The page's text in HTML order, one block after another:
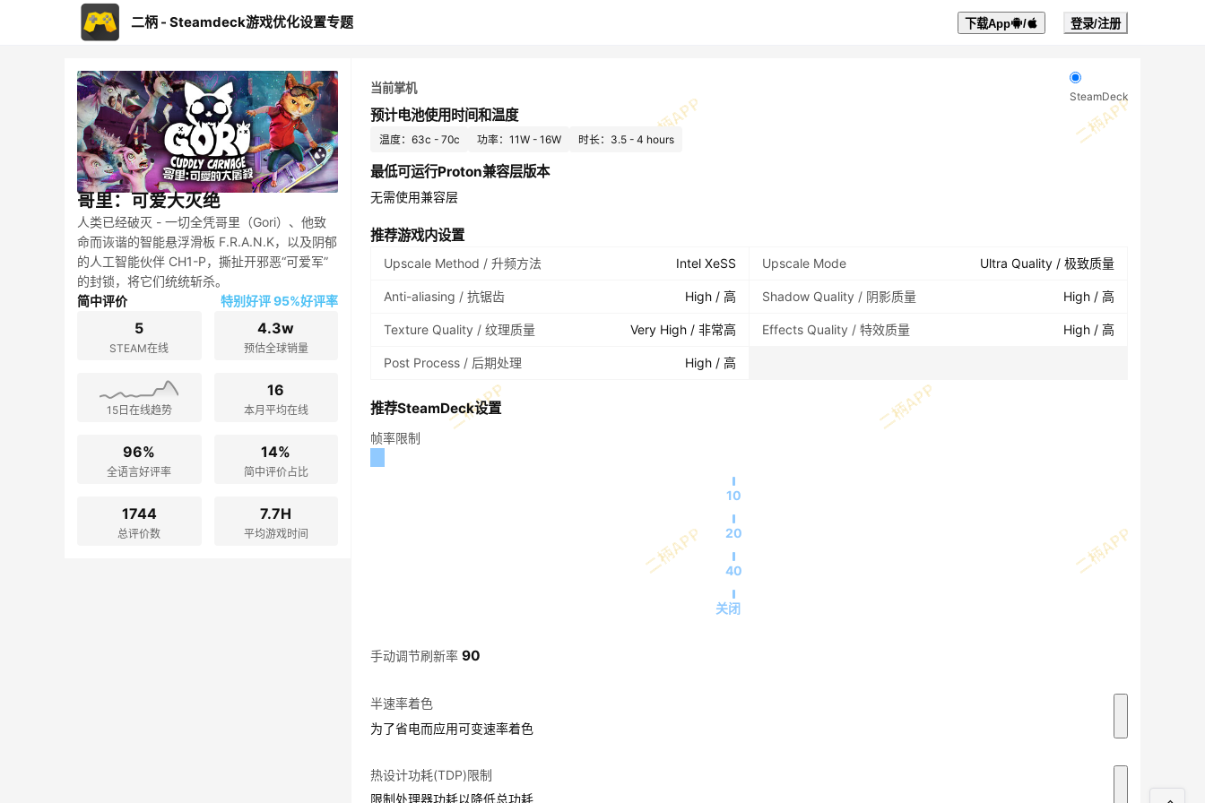
二柄 - Steamdeck游戏优化设置专题 下载App / 登录/注册
哥里：可爱大灭绝
人类已经破灭 - 一切全凭哥里（Gori）、他致
命而诙谐的智能悬浮滑板 F.R.A.N.K，以及阴郁
的人工智能伙伴 CH1-P，撕扯开邪恶“可爱军”
的封锁，将它们统统斩杀。
简中评价
特别好评 95%好评率
5
STEAM在线
4.3w
预估全球销量
15日在线趋势
16
本月平均在线
96%
全语言好评率
14%
简中评价占比
1744
总评价数
7.7H
平均游戏时间
当前掌机
SteamDeck
预计电池使用时间和温度
温度：63c - 70c 功率：11W - 16W 时长：3.5 - 4 hours
最低可运行Proton兼容层版本
无需使用兼容层
推荐游戏内设置
Upscale Method / 升频方法 Intel XeSS Upscale Mode Ultra Quality / 极致质量
Anti-aliasing / 抗锯齿 High / 高 Shadow Quality / 阴影质量 High / 高
Texture Quality / 纹理质量 Very High / 非常高 Effects Quality / 特效质量 High / 高
Post Process / 后期处理 High / 高
推荐SteamDeck设置
帧率限制
10
20
40
关闭
手动调节刷新率 90
半速率着色
为了省电而应用可变速率着色
热设计功耗(TDP)限制
限制处理器功耗以降低总功耗